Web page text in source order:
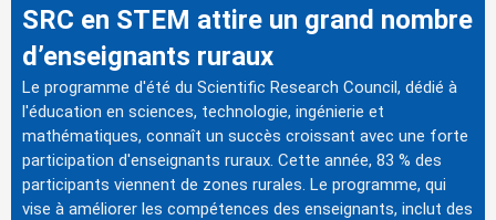
SRC en STEM attire un grand nombre
d’enseignants ruraux
Le programme d'été du Scientific Research Council, dédié à
l'éducation en sciences, technologie, ingénierie et
mathématiques, connaît un succès croissant avec une forte
participation d'enseignants ruraux. Cette année, 83 % des
participants viennent de zones rurales. Le programme, qui
vise à améliorer les compétences des enseignants, inclut des